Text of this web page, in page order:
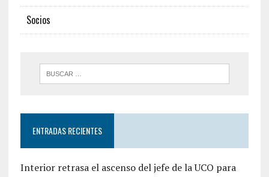
Socios
ENTRADAS RECIENTES
Interior retrasa el ascenso del jefe de la UCO para